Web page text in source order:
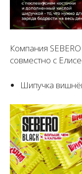
Компания
совместно с
Шипучка